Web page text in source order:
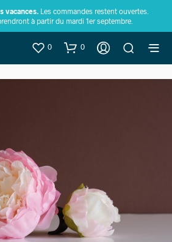
vacances. Les commandes restent ouvertes.
à partir du mardi 1er septembre.
0 0